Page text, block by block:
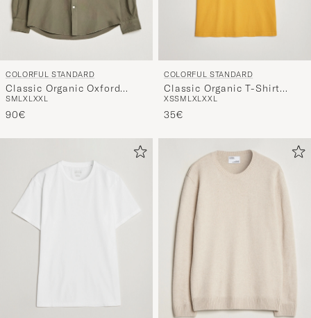
COLORFUL STANDARD
Classic Organic Oxford
Button Down Shirt Dusty
Olive
SMLXLXXL
90€
COLORFUL STANDARD
Classic Organic T-Shirt
Burned Yellow
XSSM LXLXXL
35€